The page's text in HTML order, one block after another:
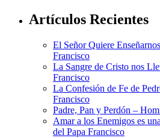
Artículos Recientes
El Señor Quiere
Francisco
La Sangre de Cristo nos
Francisco
La Confesión de Fe de
Francisco
Padre, Pan y Perdón –
Amar a los Enemigos es
del Papa Francisco